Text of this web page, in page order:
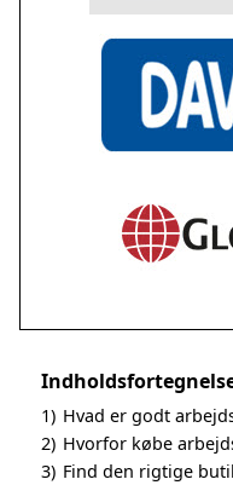
1) Hvad er godt
2) Hvorfor købe
3) Find den rigtige